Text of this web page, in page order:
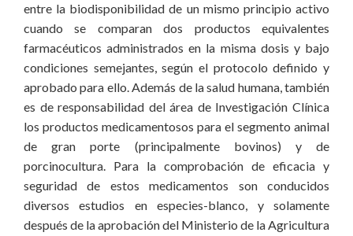
entre la biodisponibilidad de un mismo principio activo
cuando se comparan dos productos equivalentes
farmacéuticos administrados en la misma dosis y bajo
condiciones semejantes, según el protocolo definido y
aprobado para ello. Además de la salud humana, también
es de responsabilidad del área de Investigación Clínica
los productos medicamentosos para el segmento animal
de gran porte (principalmente bovinos) y de
porcinocultura. Para la comprobación de eficacia y
seguridad de estos medicamentos son conducidos
diversos estudios en especies-blanco, y solamente
después de la aprobación del Ministerio de la Agricultura